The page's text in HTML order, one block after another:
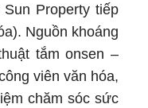
Property tiếp
Nguồn khoáng
tắm onsen –
viên văn hóa,
chăm sóc sức